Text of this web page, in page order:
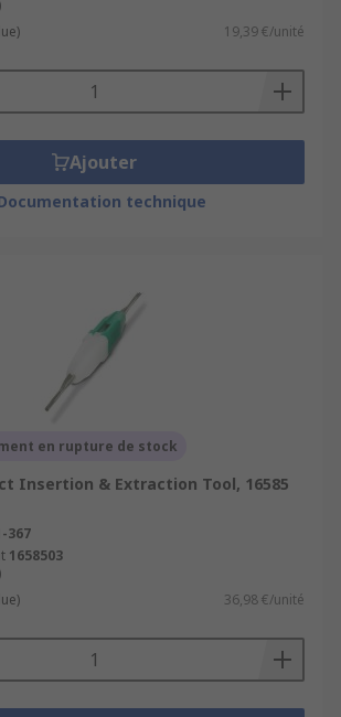
19,39 €/unité
Ajouter
technique
en rupture de stock
Insertion & Extraction Tool, 16585
367
1658503
36,98 €/unité